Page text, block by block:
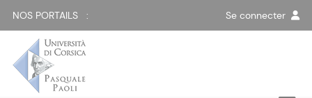
NOS PORTAILS : Se connecter